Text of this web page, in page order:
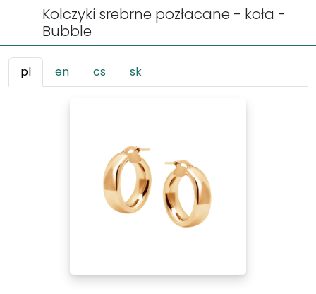
Kolczyki srebrne pozłacane - koła -
Bubble
pl en cs sk